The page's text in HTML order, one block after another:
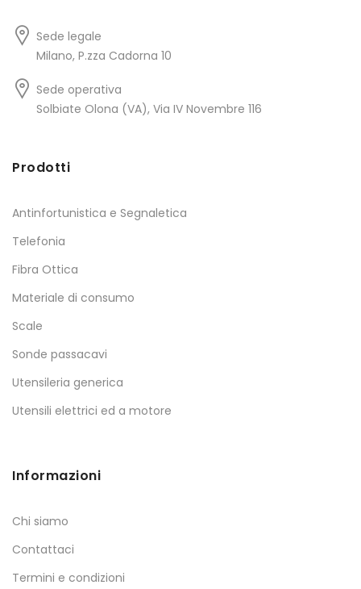
Sede legale
Milano, P.zza Cadorna 10
Sede operativa
Solbiate Olona (VA), Via IV Novembre 116
Prodotti
Antinfortunistica e Segnaletica
Telefonia
Fibra Ottica
Materiale di consumo
Scale
Sonde passacavi
Utensileria generica
Utensili elettrici ed a motore
Informazioni
Chi siamo
Contattaci
Termini e condizioni